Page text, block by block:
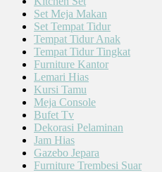
Set Meja Makan
Set Tempat Tidur
Tempat Tidur Anak
Tempat Tidur Tingkat
Furniture Kantor
Lemari Hias
Kursi Tamu
Meja Console
Bufet Tv
Dekorasi Pelaminan
Jam Hias
Gazebo Jepara
Furniture Trembesi Suar